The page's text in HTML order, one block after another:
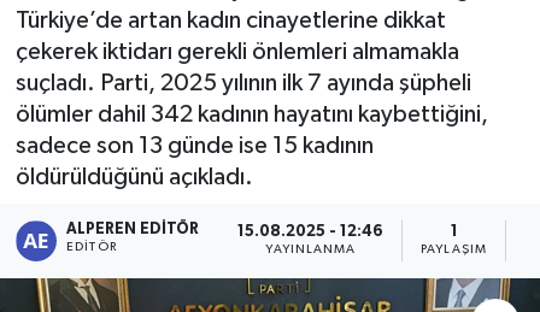
Türkiye’de artan kadın cinayetlerine dikkat
çekerek iktidarı gerekli önlemleri almamakla
suçladı. Parti, 2025 yılının ilk 7 ayında şüpheli
ölümler dahil 342 kadının hayatını kaybettiğini,
sadece son 13 günde ise 15 kadının
öldürüldüğünü açıkladı.
ALPEREN EDITÖR
EDITÖR
15.08.2025 - 12:46
YAYINLANMA PAYLAŞIM
Ekonomi
Magazin
Etkinlikler